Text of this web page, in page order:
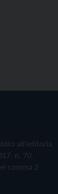
all'editoria
n. 70.
comma 2